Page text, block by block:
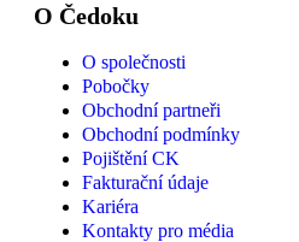
O Čedoku
O společnosti
Pobočky
Obchodní partneři
Obchodní podmínky
Pojištění CK
Fakturační údaje
Kariéra
Kontakty pro média